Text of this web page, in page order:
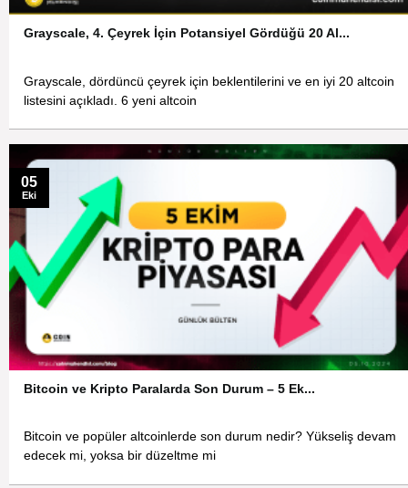
Grayscale, 4. Çeyrek İçin Potansiyel Gördüğü 20 Al...
Grayscale, dördüncü çeyrek için beklentilerini ve en iyi 20 altcoin
listesini açıkladı. 6 yeni altcoin
Bitcoin ve Kripto Paralarda Son Durum – 5 Ek...
Bitcoin ve popüler altcoinlerde son durum nedir? Yükseliş devam
edecek mi, yoksa bir düzeltme mi
05
Eki